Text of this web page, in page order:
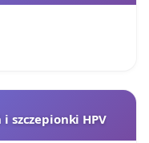
szczepionki HPV